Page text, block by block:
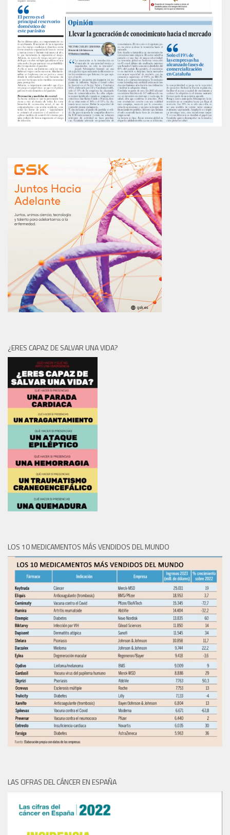
¿ERES CAPAZ DE SALVAR UNA VIDA?
LOS 10 MEDICAMENTOS MÁS VENDIDOS DEL MUNDO
LAS CIFRAS DEL CÁNCER EN ESPAÑA